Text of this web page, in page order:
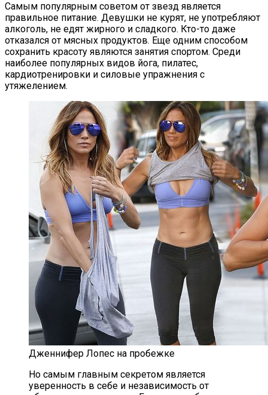
Самым популярным советом от звезд является
правильное питание. Девушки не курят, не употребляют
алкоголь, не едят жирного и сладкого. Кто-то даже
отказался от мясных продуктов. Еще одним способом
сохранить красоту являются занятия спортом. Среди
наиболее популярных видов йога, пилатес,
кардиотренировки и силовые упражнения с
утяжелением.
Дженнифер Лопес на пробежке
Но самым главным секретом является
уверенность в себе и независимость от